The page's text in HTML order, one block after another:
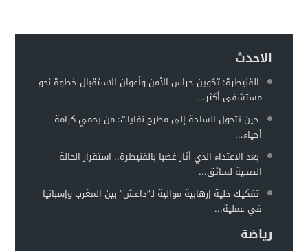
الاحدث
القنيطرة: تكوين حراس الأمن وأعوان الاستقبال خطوة نحو
مستشفى أكثر...
حين تتحول الساحة إلى مطرح نفايات: من يحمي كرامة
أحياء...
بعد الاعتداء الذي أثار غضبا بالقنيطرة.. استقرار الحالة
الصحية لسائق...
تفكيك خلية إرهابية موالية لـ”داعش” بين المغرب وإسبانيا
في عملية...
رياضة